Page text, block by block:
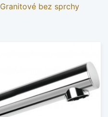
Granitové bez sprchy